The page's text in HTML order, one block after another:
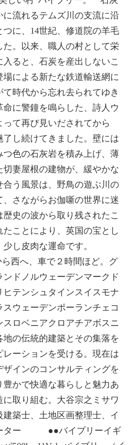
流れるテムズ川の支流に沿
に、14世紀、修道院の羊毛
。以来、職人の村として栄
入ると、石炭を産出しないこ
による新たな鉄道輸送網に
時代から忘れ去られてゆき
命に警鐘を鳴らした、詩人ウ
って再び見いだされてから
し続けてきました。壁には
色の石灰岩を積み上げ、薄
妻屋根の建物が、緩やかな
合う風景は、野鳥の遊ぶ川の
さながらお伽噺の世界に迷
史の波から取り残されたこ
ことにより、英国の宝とし
少し皮肉な運命です。
ら西へ、車で２時間ほど。グ
ンドノルウェーデンマークド
ヒテンシュタインスイスモナ
ウェーデンポーランチェコ
ロベニアクロアチアボスニ
地の伝統的建築とその集落を
ーションを受ける。現在は
インのコンサルティングを
かで快適な暮らしと魅力あ
取り組む。大谷宗之ミサワ
築士、土地区画整理士、イ
ーター ●●バイブリーイギ